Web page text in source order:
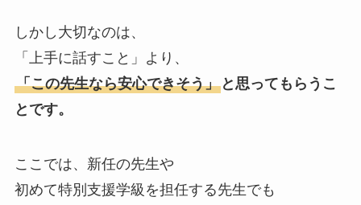
しかし大切なのは、
「上手に話すこと」より、
「この先生なら安心できそう」と思ってもらうこ
とです。
ここでは、新任の先生や
初めて特別支援学級を担任する先生でも